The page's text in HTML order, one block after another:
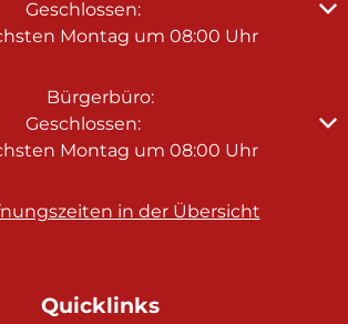
Öffnungs- oder Schließzeiten
Geschlossen:
Montag um 08:00 Uhr
Bürgerbüro:
Öffnungs- oder Schließzeiten
Geschlossen:
Montag um 08:00 Uhr
in der Übersicht
Quicklinks